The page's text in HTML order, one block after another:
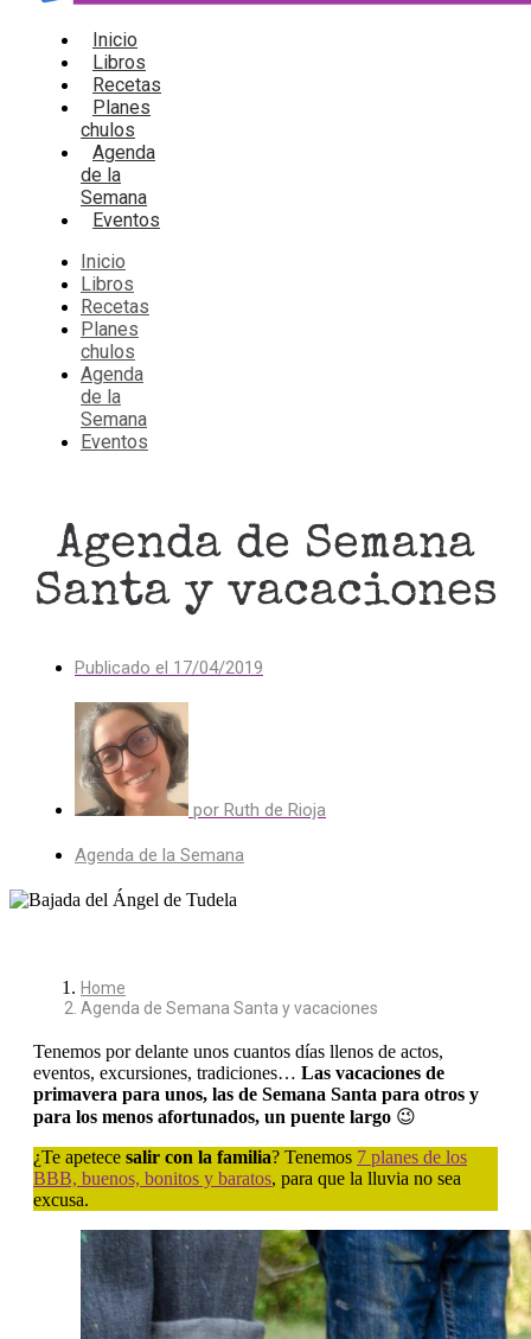
Inicio
Libros
Recetas
Planes
chulos
Agenda
de la
Semana
Eventos
Inicio
Libros
Recetas
Planes
chulos
Agenda
de la
Semana
Eventos
Agenda de Semana
Santa y vacaciones
Publicado el 17/04/2019
por Ruth de Rioja
Agenda de la Semana
Home
Agenda de Semana Santa y vacaciones
Tenemos por delante unos cuantos días llenos de actos,
eventos, excursiones, tradiciones… Las vacaciones de
primavera para unos, las de Semana Santa para otros y
para los menos afortunados, un puente largo 😉
¿Te apetece salir con la familia? Tenemos 7 planes de los
BBB, buenos, bonitos y baratos, para que la lluvia no sea
excusa.